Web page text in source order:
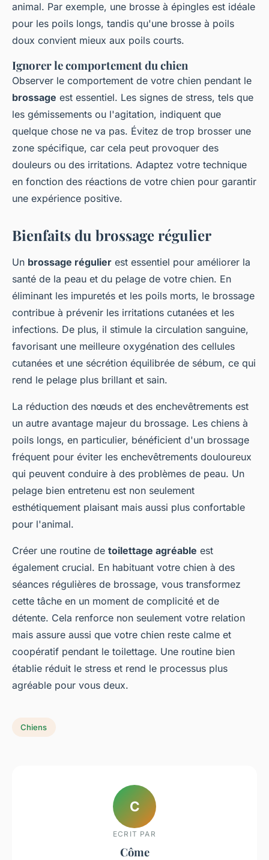
animal. Par exemple, une brosse à épingles est idéale
pour les poils longs, tandis qu'une brosse à poils
doux convient mieux aux poils courts.
Ignorer le comportement du chien
Observer le comportement de votre chien pendant le
brossage est essentiel. Les signes de stress, tels que
les gémissements ou l'agitation, indiquent que
quelque chose ne va pas. Évitez de trop brosser une
zone spécifique, car cela peut provoquer des
douleurs ou des irritations. Adaptez votre technique
en fonction des réactions de votre chien pour garantir
une expérience positive.
Bienfaits du brossage régulier
Un brossage régulier est essentiel pour améliorer la
santé de la peau et du pelage de votre chien. En
éliminant les impuretés et les poils morts, le brossage
contribue à prévenir les irritations cutanées et les
infections. De plus, il stimule la circulation sanguine,
favorisant une meilleure oxygénation des cellules
cutanées et une sécrétion équilibrée de sébum, ce qui
rend le pelage plus brillant et sain.
La réduction des nœuds et des enchevêtrements est
un autre avantage majeur du brossage. Les chiens à
poils longs, en particulier, bénéficient d'un brossage
fréquent pour éviter les enchevêtrements douloureux
qui peuvent conduire à des problèmes de peau. Un
pelage bien entretenu est non seulement
esthétiquement plaisant mais aussi plus confortable
pour l'animal.
Créer une routine de toilettage agréable est
également crucial. En habituant votre chien à des
séances régulières de brossage, vous transformez
cette tâche en un moment de complicité et de
détente. Cela renforce non seulement votre relation
mais assure aussi que votre chien reste calme et
coopératif pendant le toilettage. Une routine bien
établie réduit le stress et rend le processus plus
agréable pour vous deux.
Chiens
C
ECRIT PAR
Côme